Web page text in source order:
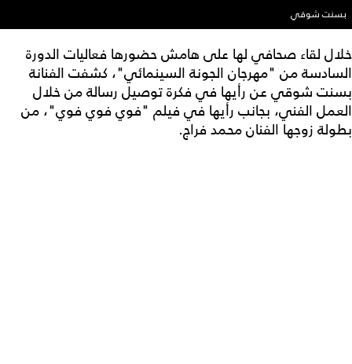
بسنت شوقي
خلال لقاء صحافي لها على هامش حضورها فعاليات الدورة
السادسة من "مهرجان الجونة السينمائي"، كشفت الفنانة
بسنت شوقي عن رأيها في فكرة توصيل رسالة من خلال
العمل الفني، بجانب رأيها في فيلم "فوي فوي فوي"، من
بطولة زوجها الفنان محمد فراج.